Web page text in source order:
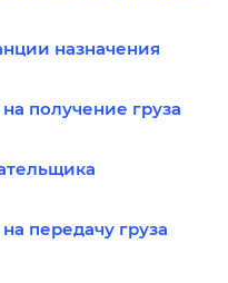
назначения
получение груза
передачу груза